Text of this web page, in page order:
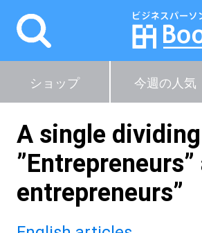
ショップ 今週の人気
A single
entrepreneurs”